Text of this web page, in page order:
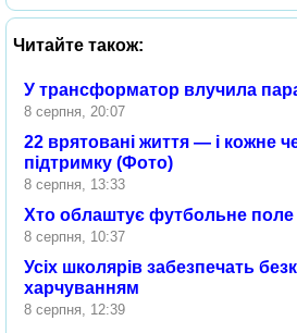
Читайте також:
У трансформатор влучила
8 серпня, 20:07
22 врятовані життя — і кожне
підтримку (Фото)
8 серпня, 13:33
Хто облаштує футбольне
8 серпня, 10:37
Усіх школярів забезпечать
харчуванням
8 серпня, 12:39